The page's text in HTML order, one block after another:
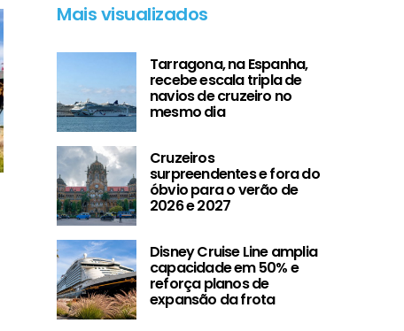
MSC Cruzeiros revela
detalhes de Catalina
Sugar Beach, novo
destino no Caribe
da Costa
Mais visualizados
Tarragona, na Espanha,
recebe escala tripla de
navios de cruzeiro no
mesmo dia
Cruzeiros
surpreendentes e fora do
óbvio para o verão de
2026 e 2027
Disney Cruise Line amplia
capacidade em 50% e
reforça planos de
expansão da frota